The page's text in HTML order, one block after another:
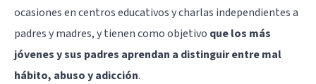
ocasiones en centros educativos y charlas independientes a
padres y madres, y tienen como objetivo que los más
jóvenes y sus padres aprendan a distinguir entre mal
hábito, abuso y adicción.